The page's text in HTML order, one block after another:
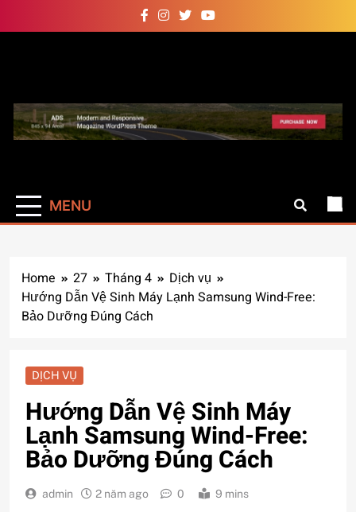
to
Auto Pro
hơn
MENU
Home 27 Tháng 4
Dịch vụ
Hướng Dẫn Vệ Sinh Máy Lạnh Samsung Wind-Free:
Bảo Dưỡng Đúng Cách
DỊCH VỤ
Hướng Dẫn Vệ Sinh Máy
Lạnh Samsung Wind-Free:
Bảo Dưỡng Đúng Cách
admin 2 năm ago 0 9 mins